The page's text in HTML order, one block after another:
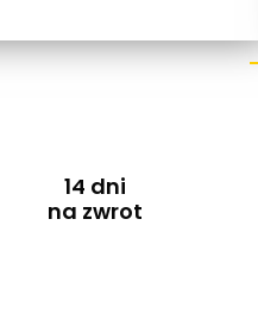
14 dni
na zwrot